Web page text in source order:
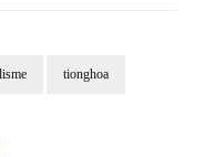
tionghoa